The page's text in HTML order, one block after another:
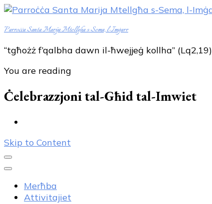
Parroċċa Santa Marija Mtellgħa s-Sema, l-Imġarr
“tgħożż f’qalbha dawn il-ħwejjeġ kollha” (Lq2,19)
You are reading
Ċelebrazzjoni tal-Għid tal-Imwiet
Skip to Content
Merħba
Attivitajiet